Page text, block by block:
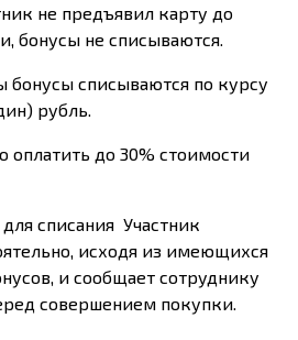
не предъявил карту до
бонусы не списываются.
бонусы списываются по курсу
рубль.
оплатить до 30% стоимости
списания Участник
исходя из имеющихся
и сообщает сотруднику
совершением покупки.